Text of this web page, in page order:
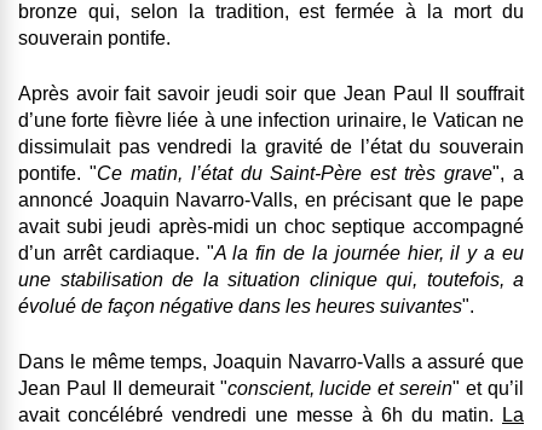
bronze qui, selon la tradition, est fermée à la mort du
souverain pontife.
Après avoir fait savoir jeudi soir que Jean Paul II souffrait
d’une forte fièvre liée à une infection urinaire, le Vatican ne
dissimulait pas vendredi la gravité de l’état du souverain
pontife. "Ce matin, l’état du Saint-Père est très grave", a
annoncé Joaquin Navarro-Valls, en précisant que le pape
avait subi jeudi après-midi un choc septique accompagné
d’un arrêt cardiaque. "A la fin de la journée hier, il y a eu
une stabilisation de la situation clinique qui, toutefois, a
évolué de façon négative dans les heures suivantes".
Dans le même temps, Joaquin Navarro-Valls a assuré que
Jean Paul II demeurait "conscient, lucide et serein" et qu’il
avait concélébré vendredi une messe à 6h du matin.
La